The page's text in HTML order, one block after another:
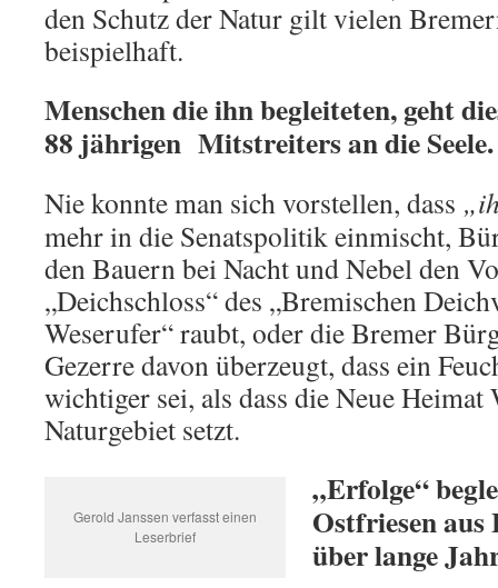
den Schutz der Natur gilt vielen
beispielhaft.
Menschen die ihn begleiteten, geht
88 jährigen Mitstreiters an die Seele.
Nie konnte man sich vorstellen, dass
mehr in die Senatspolitik einmischt,
den Bauern bei Nacht und Nebel den
„Deichschloss“ des „Bremischen
Weserufer“ raubt, oder die Bremer
Gezerre davon überzeugt, dass ein
wichtiger sei, als dass die Neue
Naturgebiet setzt.
Gerold Janssen verfasst einen
Leserbrief
„Erfolge“
Ostfriesen aus
über lange